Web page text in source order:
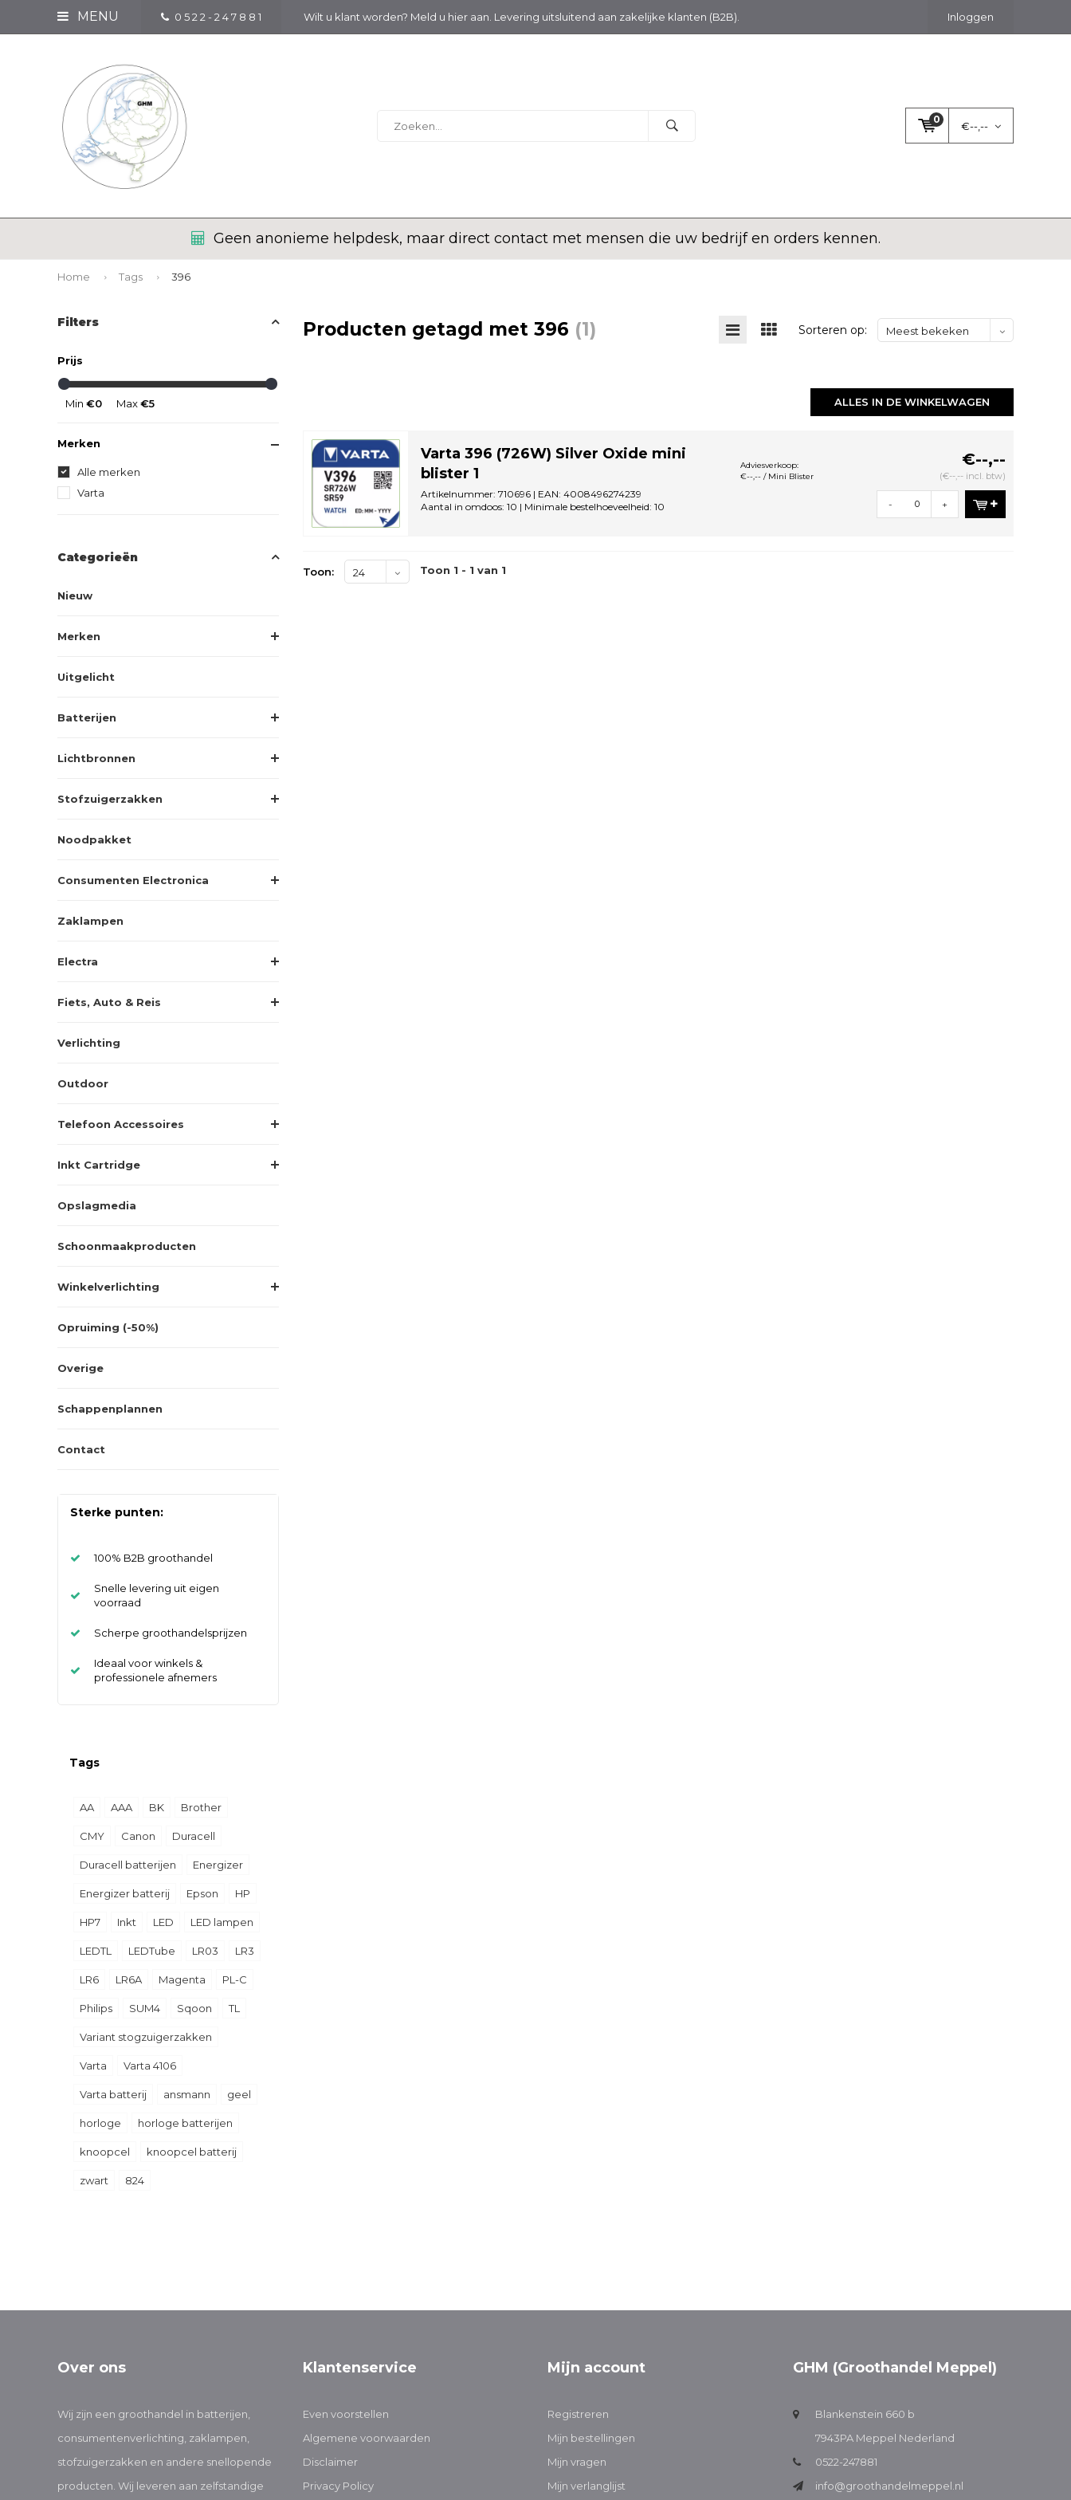
MENU 0 5 2 2 - 2 4 7 8 8 1 Wilt u klant worden? Meld u hier aan. Levering uitsluitend aan zakelijke klanten (B2B). Inloggen
0
€--,--
Geen anonieme helpdesk, maar direct contact met mensen die uw bedrijf en orders kennen.
Home Tags 396
Filters
Prijs
Min €0 Max€5
Merken
Alle merken
Varta
Categorieën
Nieuw
Merken
Uitgelicht
Batterijen
Lichtbronnen
Stofzuigerzakken
Noodpakket
Consumenten Electronica
Zaklampen
Electra
Fiets, Auto & Reis
Verlichting
Outdoor
Telefoon Accessoires
Inkt Cartridge
Opslagmedia
Schoonmaakproducten
Winkelverlichting
Opruiming (-50%)
Overige
Schappenplannen
Contact
Sterke punten:
100% B2B groothandel
Snelle levering uit eigen
voorraad
Scherpe groothandelsprijzen
Ideaal voor winkels &
professionele afnemers
Tags
AA AAA BK Brother
CMY Canon Duracell
Duracell batterijen Energizer
Energizer batterij Epson HP
HP7 Inkt LED LED lampen
LEDTL LEDTube LR03 LR3
LR6 LR6A Magenta PL-C
Philips SUM4 Sqoon TL
Variant stogzuigerzakken
Varta Varta 4106
Varta batterij ansmann geel
horloge horloge batterijen
knoopcel knoopcel batterij
zwart 824
Producten getagd met 396 (1) Sorteren op: Meest bekeken
ALLES IN DE WINKELWAGEN
Varta 396 (726W) Silver Oxide mini
blister 1
Artikelnummer: 710696 | EAN: 4008496274239
Aantal in omdoos: 10 | Minimale bestelhoeveelheid: 10
€--,--
Adviesverkoop:
€--,-- / Mini Blister
(€--,-- incl. btw)
- +
Toon: 24 Toon 1 - 1 van 1
Over ons
Wij zijn een groothandel in batterijen,
consumentenverlichting, zaklampen,
stofzuigerzakken en andere snellopende
producten. Wij leveren aan zelfstandige
Klantenservice
Even voorstellen
Algemene voorwaarden
Disclaimer
Privacy Policy
Mijn account
Registreren
Mijn bestellingen
Mijn vragen
Mijn verlanglijst
GHM (Groothandel Meppel)
Blankenstein 660 b
7943PA Meppel Nederland
0522-247881
info@groothandelmeppel.nl